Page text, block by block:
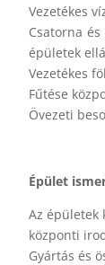
Vezetékes
Csatorna
épületek
Vezetékes
Fűtése
Övezeti
Épület
Az épületek
központi
Gyártás és